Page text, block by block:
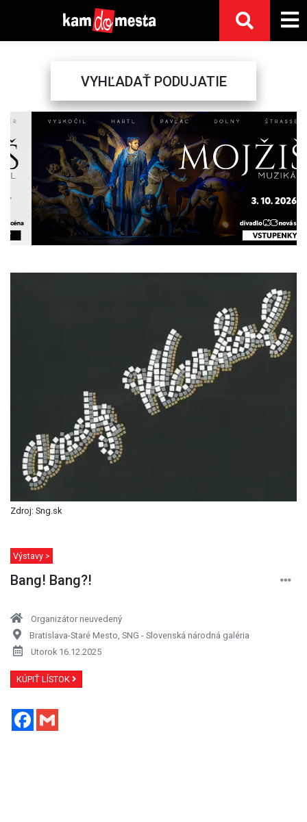
VYHĽADAŤ PODUJATIE
Previous
Zdroj: Sng.sk
Výstavy >
Bang! Bang?!
Organizátor neuvedený
Bratislava-Staré Mesto, SNG - Slovenská národná galéria
Utorok 16.12.2025
KÚPIŤ LÍSTOK
Facebook